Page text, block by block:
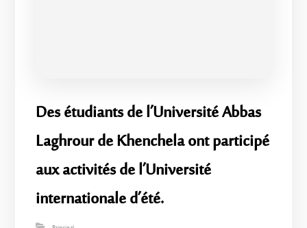
Des étudiants de l’Université Abbas
Laghrour de Khenchela ont participé
aux activités de l’Université
internationale d’été.